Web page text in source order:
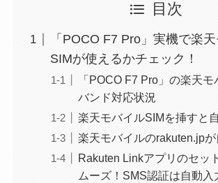
目次
「POCO F7 Pro」実機で楽
SIMが使えるかチェック！
「POCO F7 Pro」の楽天
バンド対応状況
楽天モバイルSIMを挿すと
楽天モバイルのrakuten.jp
Rakuten Linkアプリのセッ
ムーズ！SMS認証は自動入